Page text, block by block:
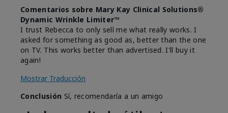
Comentarios sobre Mary Kay Clinical Solutions®
Dynamic Wrinkle Limiter™
I trust Rebecca to only sell me what really works. I
asked for something as good as, better than the one
on TV. This works better than advertised. I'll buy it
again!
Mostrar Traducción
Conclusión Sí, recomendaría a un amigo